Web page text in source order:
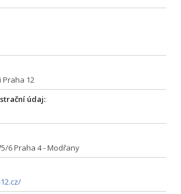
Praha 12
údaj:
6 Praha 4 - Modřany